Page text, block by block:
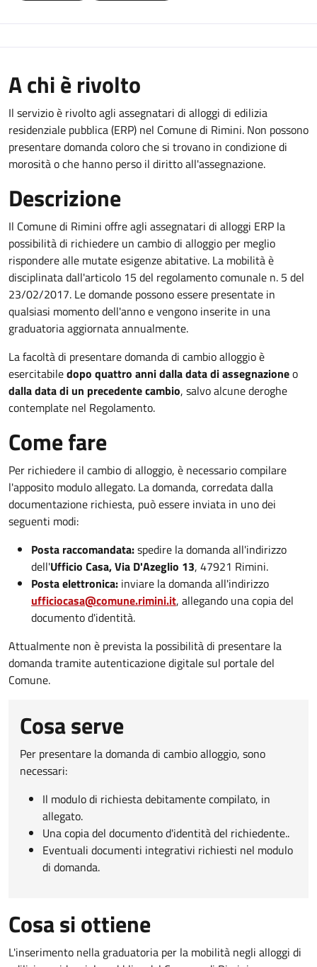
A chi è rivolto
Il servizio è rivolto agli assegnatari di alloggi di edilizia
residenziale pubblica (ERP) nel Comune di Rimini. Non possono
presentare domanda coloro che si trovano in condizione di
morosità o che hanno perso il diritto all'assegnazione.
Descrizione
Il Comune di Rimini offre agli assegnatari di alloggi ERP la
possibilità di richiedere un cambio di alloggio per meglio
rispondere alle mutate esigenze abitative. La mobilità è
disciplinata dall'articolo 15 del regolamento comunale n. 5 del
23/02/2017. Le domande possono essere presentate in
qualsiasi momento dell'anno e vengono inserite in una
graduatoria aggiornata annualmente.
La facoltà di presentare domanda di cambio alloggio è
esercitabiledopo quattro anni dalla data di assegnazioneo
dalla data di un precedente cambio, salvo alcune deroghe
contemplate nel Regolamento.
Come fare
Per richiedere il cambio di alloggio, è necessario compilare
l'apposito modulo allegato. La domanda, corredata dalla
documentazione richiesta, può essere inviata in uno dei
seguenti modi:​
Posta raccomandata:spedire la domanda all'indirizzo
dell'Ufficio Casa, Via D'Azeglio 13, 47921 Rimini.​
Posta elettronica: inviare la domanda all'indirizzo
ufficiocasa@comune.rimini.it, allegando una copia del
documento d'identità. ​
Attualmente non è prevista la possibilità di presentare la
domanda tramite autenticazione digitale sul portale del
Comune.
Cosa serve
Per presentare la domanda di cambio alloggio, sono
necessari:​
Il modulo di richiesta debitamente compilato, in
allegato.​
Una copia del documento d'identità del richiedente.​.
Eventuali documenti integrativi richiesti nel modulo
di domanda.
Cosa si ottiene
L'inserimento nella graduatoria per la mobilità negli alloggi di